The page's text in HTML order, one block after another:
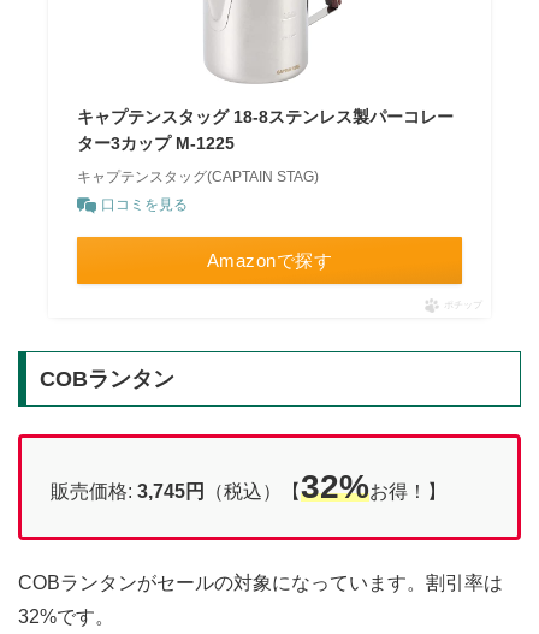
キャプテンスタッグ 18-8ステンレス製パーコレー
ター3カップ M-1225
キャプテンスタッグ(CAPTAIN STAG)
口コミを見る
Amazonで探す
ポチップ
COBランタン
販売価格: 3,745円 （税込）【32%お得！】
COBランタンがセールの対象になっています。割引率は
32%です。